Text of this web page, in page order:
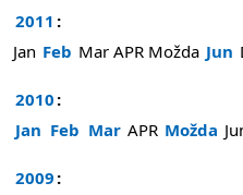
2011 :
Jan Feb Mar APR Možda Jun
2010 :
Jan Feb Mar APR Možda
2009 :